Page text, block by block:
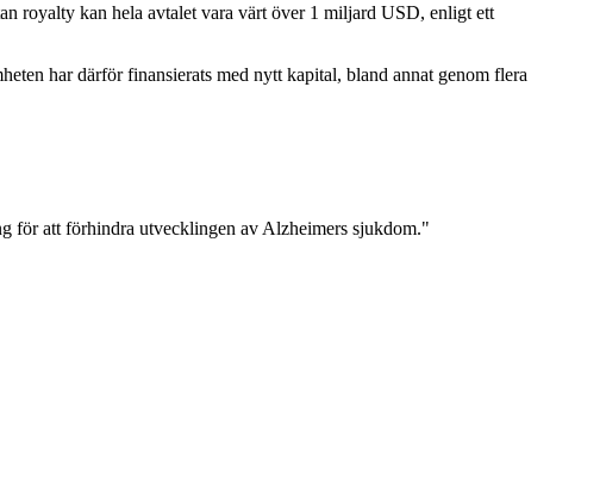
royalty kan hela avtalet vara värt över 1 miljard USD, enligt ett
har därför finansierats med nytt kapital, bland annat genom flera
för att förhindra utvecklingen av Alzheimers sjukdom."